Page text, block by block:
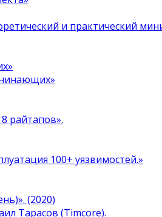
и практический
райтапов».
100+ уязвимостей.»
(2020)
Тарасов (Timcore).